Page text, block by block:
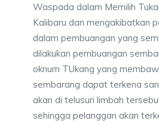
Waspada dalam Memilih
Kalibaru dan mengakibatkan
dalam pembuangan yang
dilakukan pembuangan
oknum TUkang yang
sembarang dapat terkena
akan di telusuri limbah
sehingga pelanggan akan